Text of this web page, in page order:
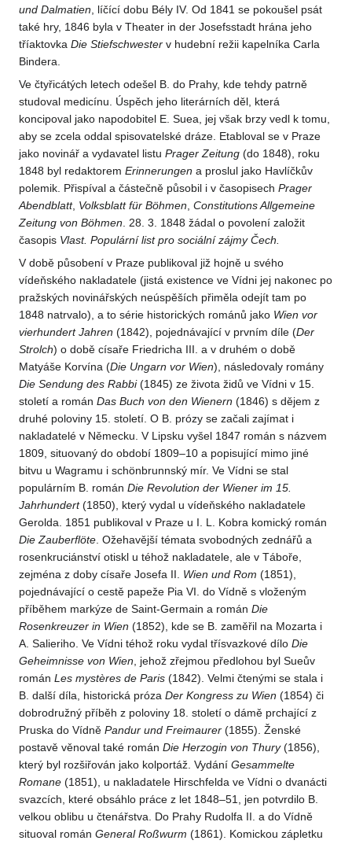
und Dalmatien , líčící dobu Bély IV. Od 1841 se pokoušel psát
také hry, 1846 byla v Theater in der Josefsstadt hrána jeho
tříaktovka Die Stiefschwester v hudební režii kapelníka Carla
Bindera.
Ve čtyřicátých letech odešel B. do Prahy, kde tehdy patrně
studoval medicínu. Úspěch jeho literárních děl, která
koncipoval jako napodobitel E. Suea, jej však brzy vedl k tomu,
aby se zcela oddal spisovatelské dráze. Etabloval se v Praze
jako novinář a vydavatel listu Prager Zeitung (do 1848), roku
1848 byl redaktorem Erinnerungen a proslul jako Havlíčkův
polemik. Přispíval a částečně působil i v časopisech Prager
Abendblatt, Volksblatt für Böhmen Constitutions Allgemeine
Zeitung von Böhmen . 28. 3. 1848 žádal o povolení založit
časopis Vlast. Populární list pro sociální zájmy Čech.
V době působení v Praze publikoval již hojně u svého
vídeňského nakladatele (jistá existence ve Vídni jej nakonec po
pražských novinářských neúspěších přiměla odejít tam po
1848 natrvalo), a to série historických románů jako Wien vor
vierhundert Jahren (1842), pojednávající v prvním díle (Der
Strolch) o době císaře Friedricha III. a v druhém o době
Matyáše Korvína (Die Ungarn vor Wien), následovaly romány
Die Sendung des Rabbi(1845) ze života židů ve Vídni v 15.
století a román Das Buch von den Wienern (1846) s dějem z
druhé poloviny 15. století. O B. prózy se začali zajímat i
nakladatelé v Německu. V Lipsku vyšel 1847 román s názvem
1809, situovaný do období 1809–10 a popisující mimo jiné
bitvu u Wagramu i schönbrunnský mír. Ve Vídni se stal
populárním B. román Die Revolution der Wiener im 15.
Jahrhundert(1850), který vydal u vídeňského nakladatele
Gerolda. 1851 publikoval v Praze u I. L. Kobra komický román
Die Zauberflöte . Ožehavější témata svobodných zednářů a
rosenkruciánství otiskl u téhož nakladatele, ale v Táboře,
zejména z doby císaře Josefa II. Wien und Rom (1851),
pojednávající o cestě papeže Pia VI. do Vídně s vloženým
příběhem markýze de Saint-Germain a román Die
Rosenkreuzer in Wien (1852), kde se B. zaměřil na Mozarta i
A. Salieriho. Ve Vídni téhož roku vydal třísvazkové dílo Die
Geheimnisse von Wien , jehož zřejmou předlohou byl Sueův
román Les mystères de Paris (1842). Velmi čtenými se stala i
B. další díla, historická próza Der Kongress zu Wien (1854) či
dobrodružný příběh z poloviny 18. století o dámě prchající z
Pruska do Vídně Pandur und Freimaurer (1855). Ženské
postavě věnoval také román Die Herzogin von Thury(1856),
který byl rozšiřován jako kolportáž. Vydání Gesammelte
Romane (1851), u nakladatele Hirschfelda ve Vídni o dvanácti
svazcích, které obsáhlo práce z let 1848–51, jen potvrdilo B.
velkou oblibu u čtenářstva. Do Prahy Rudolfa II. a do Vídně
situoval román General Roßwurm (1861). Komickou zápletku